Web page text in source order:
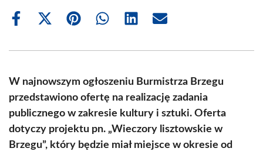
Share
Share
(Twitter)
Share Share Share Share
W najnowszym ogłoszeniu Burmistrza Brzegu
przedstawiono ofertę na realizację zadania
publicznego w zakresie kultury i sztuki. Oferta
dotyczy projektu pn. „Wieczory lisztowskie w
Brzegu”, który będzie miał miejsce w okresie od